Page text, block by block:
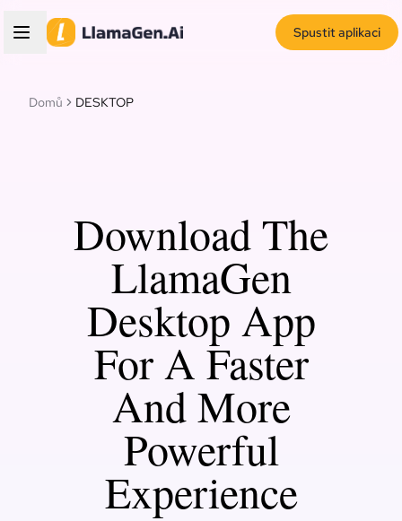
Spustit aplikaci
Domů DESKTOP
Download The
LlamaGen
Desktop App
For A Faster
And More
Powerful
Experience